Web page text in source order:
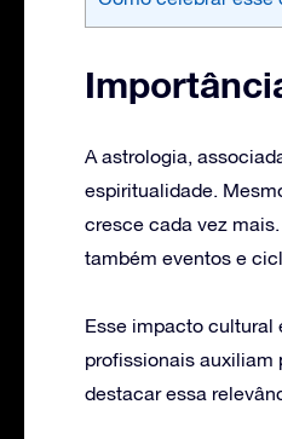
A astrologia,
espiritualidade.
cresce cada vez
também eventos e
Esse impacto cultural
profissionais auxiliam
destacar essa